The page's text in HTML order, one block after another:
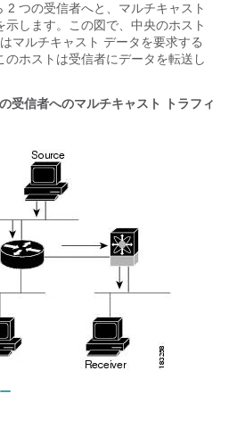
2 つの受信者へと、マルチキャスト
します。この図で、中央のホスト
マルチキャスト データを要求する
ホストは受信者にデータを転送し
受信者へのマルチキャスト トラフィ